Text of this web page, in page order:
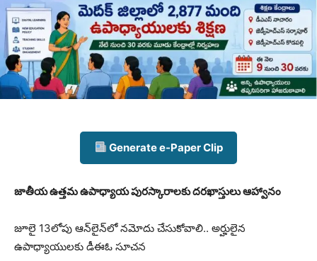
Generate e-Paper Clip
జాతీయ ఉత్తమ ఉపాధ్యాయ పురస్కారాలకు దరఖాస్తులు ఆహ్వానం
జూలై 13లోపు ఆన్‌లైన్‌లో నమోదు చేసుకోవాలి.. అర్హులైన
ఉపాధ్యాయులకు డీఈఓ సూచన